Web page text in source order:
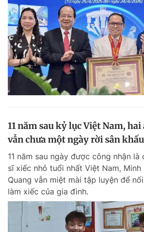
Video
Sản phẩm khác
Tiện ích Bạn cần
Đọc Thanh Niên trên điện thoại
11 năm sau kỷ lục Việt Nam,
vẫn chưa một ngày rời sân
11 năm sau ngày được công nhận là
sĩ xiếc nhỏ tuổi nhất Việt Nam,
Quang vẫn miệt mài tập luyện để
làm xiếc của gia đình.